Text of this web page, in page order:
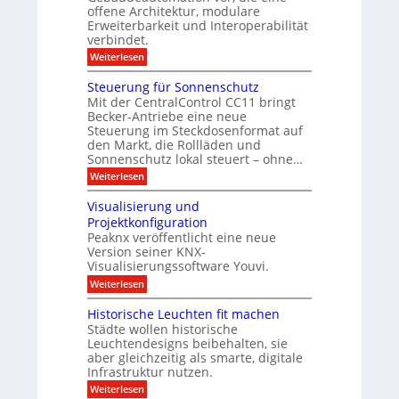
a
u
c
h
m
e
l
d
e
r
n
s
z
e
n
t
r
u
m
t
e
r
f
o
l
r
e
i
c
h
z
u
E
n
d
e
m
i
t
D
i
s
p
l
a
y
f
ü
r
G
e
b
u
d
e
:
D
a
t
e
n
a
n
a
l
y
s
e
d
r
e
k
t
i
n
d
offene Architektur, modulare
Erweiterbarkeit und Interoperabilität
verbindet.
Weiterlesen:
M
d
u
l
a
r
e
r
C
o
n
t
r
o
l
l
r
i
t
K
N
X
-
I
Steuerung für Sonnenschutz
Mit der CentralControl CC11 bringt
Becker-Antriebe eine neue
Steuerung im Steckdosenformat auf
den Markt, die Rollläden und
Sonnenschutz lokal steuert – ohne…
Weiterlesen:
S
e
u
e
r
u
n
g
f
ü
r
S
o
n
n
e
Visualisierung und
Projektkonfiguration
Peaknx veröffentlicht eine neue
Version seiner KNX-
Visualisierungssoftware Youvi.
Weiterlesen:
V
s
u
a
l
i
s
i
Historische Leuchten fit machen
Städte wollen historische
Leuchtendesigns beibehalten, sie
aber gleichzeitig als smarte, digitale
Infrastruktur nutzen.
Weiterlesen: